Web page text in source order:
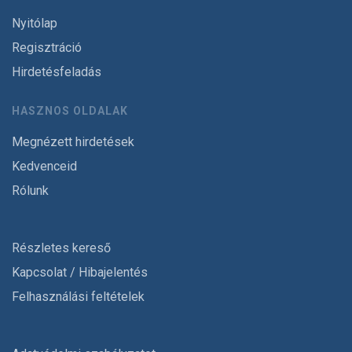
Nyitólap
Regisztráció
Hirdetésfeladás
HASZNOS OLDALAK
Megnézett hirdetések
Kedvenceid
Rólunk
Részletes kereső
Kapcsolat / Hibajelentés
Felhasználási feltételek